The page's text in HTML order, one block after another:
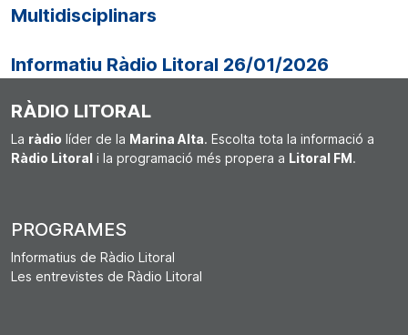
Multidisciplinars
Informatiu Ràdio Litoral 26/01/2026
RÀDIO LITORAL
La ràdio líder de la Marina Alta. Escolta tota la informació a
Ràdio Litoral i la programació més propera a Litoral FM.
PROGRAMES
Informatius de Ràdio Litoral
Les entrevistes de Ràdio Litoral